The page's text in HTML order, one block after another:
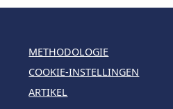
METHODOLOGIE
COOKIE-INSTELLINGEN
ARTIKEL